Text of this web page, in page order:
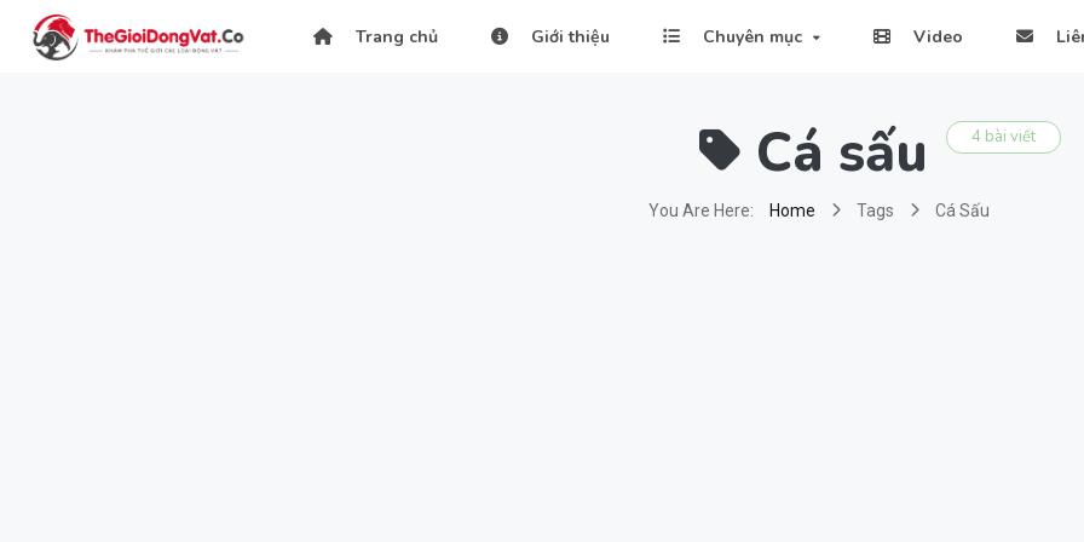
Trang chủ Giới thiệu Chuyên mục Video
Cá sấu 4 bài viết
You Are Here: Home Tags Cá Sấu